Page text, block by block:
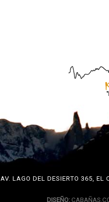
AV. LAGO DEL DESIERTO 365,
DISEÑO: